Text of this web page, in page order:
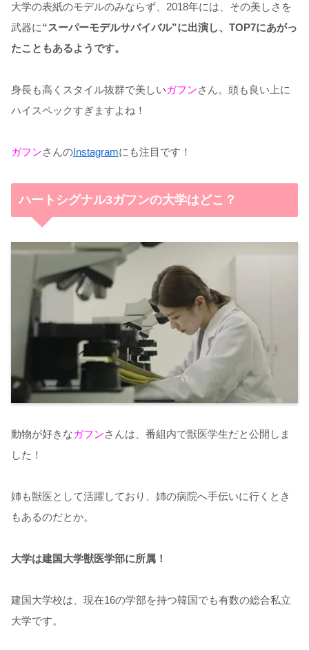
大学の表紙のモデルのみならず、2018年には、その美しさを
武器に“スーパーモデルサバイバル”に出演し、TOP7にあがっ
たこともあるようです。
身長も高くスタイル抜群で美しいガフンさん。頭も良い上に
ハイスペックすぎますよね！
ガフンさんのInstagramにも注目です！
ハートシグナル3ガフンの大学はどこ？
動物が好きなガフンさんは、番組内で獣医学生だと公開しま
した！
姉も獣医として活躍しており、姉の病院へ手伝いに行くとき
もあるのだとか。
大学は建国大学獣医学部に所属！
建国大学校は、現在16の学部を持つ韓国でも有数の総合私立
大学です。